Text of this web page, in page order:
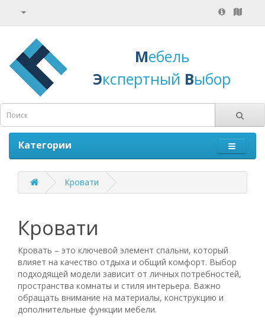
Мебель
Экспертный Выбор
Категории
Кровати
Кровати
Кровать – это ключевой элемент спальни, который
влияет на качество отдыха и общий комфорт. Выбор
подходящей модели зависит от личных потребностей,
пространства комнаты и стиля интерьера. Важно
обращать внимание на материалы, конструкцию и
дополнительные функции мебели.